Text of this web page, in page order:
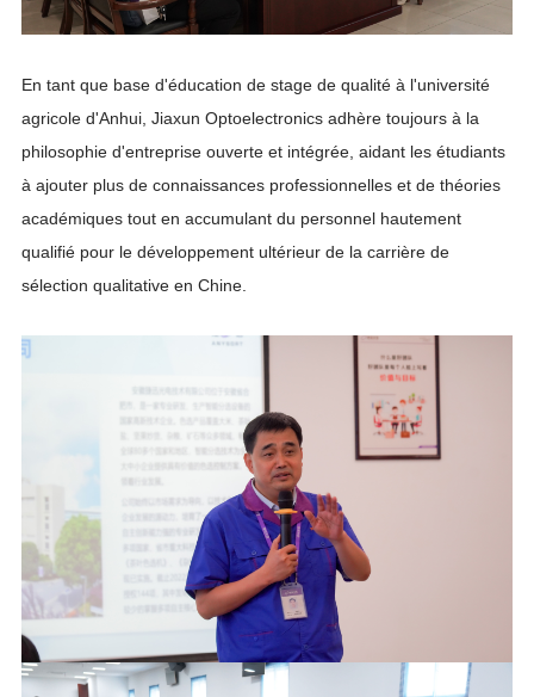
En tant que base d'éducation de stage de qualité à l'université
agricole d'Anhui, Jiaxun Optoelectronics adhère toujours à la
philosophie d'entreprise ouverte et intégrée, aidant les étudiants
à ajouter plus de connaissances professionnelles et de théories
académiques tout en accumulant du personnel hautement
qualifié pour le développement ultérieur de la carrière de
sélection qualitative en Chine.